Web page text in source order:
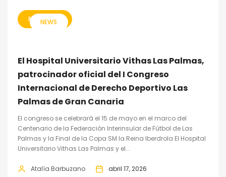
READ MORE
NEWS
El Hospital Universitario Vithas Las Palmas,
patrocinador oficial del I Congreso
Internacional de Derecho Deportivo Las
Palmas de Gran Canaria
El congreso se celebrará el 15 de mayo en el marco del
Centenario de la Federación Interinsular de Fútbol de Las
Palmas y la Final de la Copa SM la Reina Iberdrola El Hospital
Universitario Vithas Las Palmas y el...
Atalía Barbuzano
abril 17, 2026